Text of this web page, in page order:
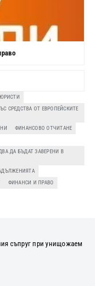
ЮРИСТИ
СРЕДСТВА ОТ ЕВРОПЕЙСКИТЕ
ФИНАНСОВО ОТЧИТАНЕ
ДА БЪДАТ ЗАВЕРЕНИ В
ФИНАНСИ И ПРАВО
съпруг при унищожаем